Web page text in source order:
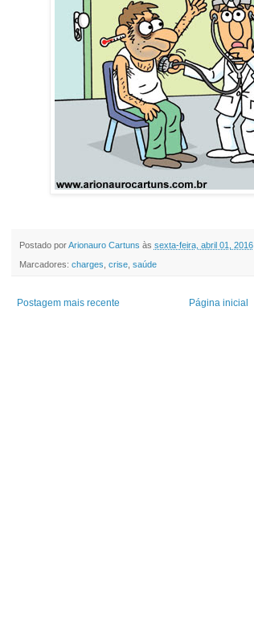
Postado porArionauro Cartuns às sexta-feira, abril 01, 2016
Marcadores: charges crise, saúde
Postagem mais recente Página inicial